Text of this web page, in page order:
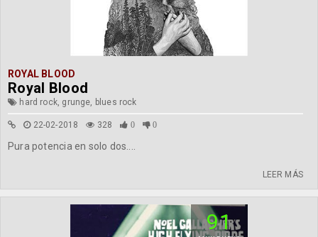
ROYAL BLOOD
Royal Blood
hard rock, grunge, blues rock
22-02-2018 328 0 0
Pura potencia en solo dos....
LEER MÁS
91